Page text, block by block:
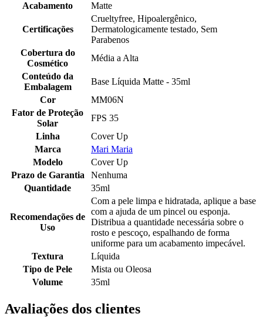
Acabamento
Matte
Certificações
Crueltyfree, Hipoalergênico,
Dermatologicamente testado, Sem
Parabenos
Cobertura do
Cosmético
Média a Alta
Conteúdo da
Embalagem
Base Líquida Matte - 35ml
Cor
MM06N
Fator de Proteção
Solar
FPS 35
Linha
Cover Up
Marca
Mari Maria
Modelo
Cover Up
Prazo de Garantia
Nenhuma
Quantidade
35ml
Recomendações de
Uso
Com a pele limpa e hidratada, aplique a base
com a ajuda de um pincel ou esponja.
Distribua a quantidade necessária sobre o
rosto e pescoço, espalhando de forma
uniforme para um acabamento impecável.
Textura
Líquida
Tipo de Pele
Mista ou Oleosa
Volume
35ml
Avaliações dos clientes